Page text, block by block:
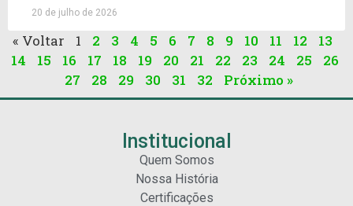
20 de julho de 2026
« Voltar 1 2 3 4 5 6 7 8 9 10 11 12
13
14
15 16 17 18 19 20 21 22 23 24 25
26
27
28 29 30 31 32 Próximo »
Institucional
Quem Somos
Nossa História
Certificações